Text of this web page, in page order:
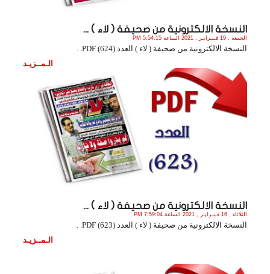
النسخة الالكترونية من صحيفة ( لاء ) ...
الجمعة , 19 فـبـرايـر , 2021 الساعة 5:54:15 PM
النسخة الالكترونية من صحيفة ( لاء ) العدد (624) PDF. .
الـمــزيـد
النسخة الالكترونية من صحيفة ( لاء ) ...
الثلاثاء , 16 فـبـرايـر , 2021 الساعة 7:59:04 PM
النسخة الالكترونية من صحيفة ( لاء ) العدد (623) PDF. .
الـمــزيـد